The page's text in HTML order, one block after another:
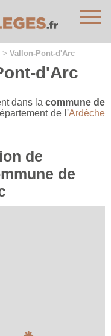
> Vallon-Pont-d'Arc
d'Arc
dans la commune de
de l'Ardèche
de
de